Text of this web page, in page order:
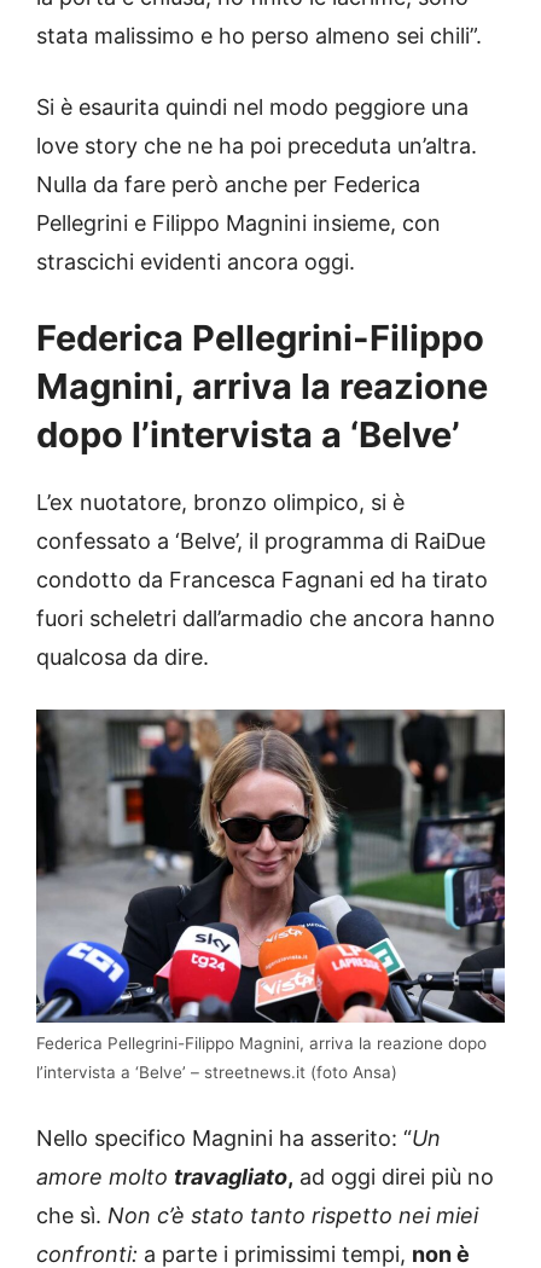
stata malissimo e ho perso almeno sei chili”.
Si è esaurita quindi nel modo peggiore una
love story che ne ha poi preceduta un’altra.
Nulla da fare però anche per Federica
Pellegrini e Filippo Magnini insieme, con
strascichi evidenti ancora oggi.
Federica Pellegrini-Filippo
Magnini, arriva la reazione
dopo l’intervista a ‘Belve’
L’ex nuotatore, bronzo olimpico, si è
confessato a ‘Belve’, il programma di RaiDue
condotto da Francesca Fagnani ed ha tirato
fuori scheletri dall’armadio che ancora hanno
qualcosa da dire.
Federica Pellegrini-Filippo Magnini, arriva la reazione dopo
l’intervista a ‘Belve’ – streetnews.it (foto Ansa)
Nello specifico Magnini ha asserito: “Un
amore molto travagliato, ad oggi direi più no
che sì. Non c’è stato tanto rispetto nei miei
confronti: a parte i primissimi tempi, non è